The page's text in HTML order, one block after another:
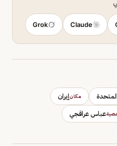
Claude
Grok
مكانإيران
عباس عراقجي